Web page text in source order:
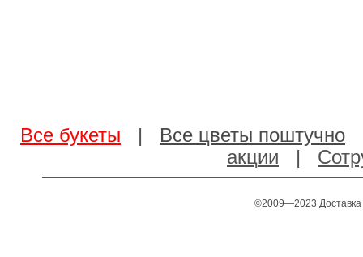
Все букеты | Все цветы поштучно
акции |
©2009—2023 Доставка